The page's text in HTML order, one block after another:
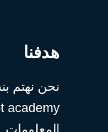
هدفنا
نحن نهتم